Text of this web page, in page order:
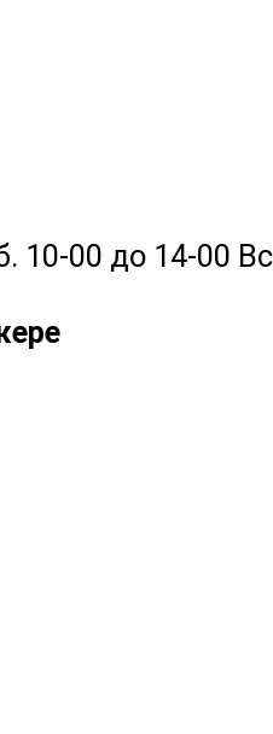
10-00 до 14-00